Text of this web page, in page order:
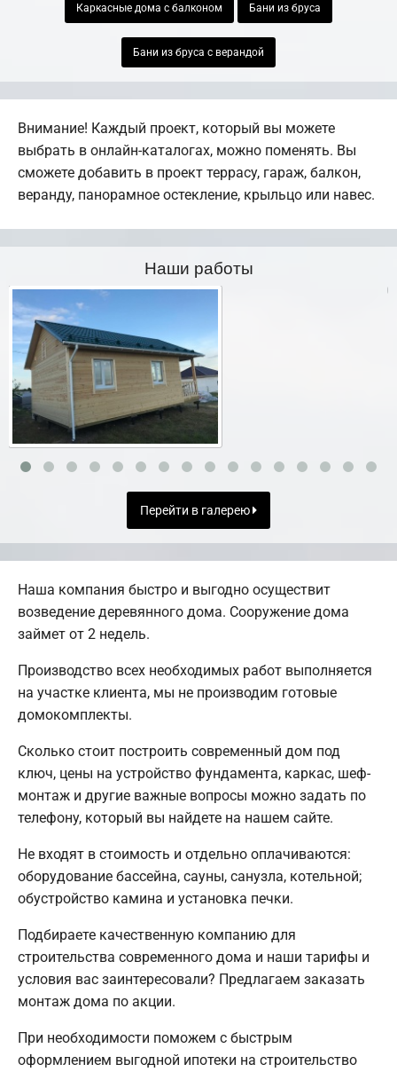
Каркасные дома с балконом Бани из бруса
Бани из бруса с верандой
Внимание! Каждый проект, который вы можете
выбрать в онлайн-каталогах, можно поменять. Вы
сможете добавить в проект террасу, гараж, балкон,
веранду, панорамное остекление, крыльцо или навес.
Наши работы
Перейти в галерею
Наша компания быстро и выгодно осуществит
возведение деревянного дома. Сооружение дома
займет от 2 недель.
Производство всех необходимых работ выполняется
на участке клиента, мы не производим готовые
домокомплекты.
Сколько стоит построить современный дом под
ключ, цены на устройство фундамента, каркас, шеф-
монтаж и другие важные вопросы можно задать по
телефону, который вы найдете на нашем сайте.
Не входят в стоимость и отдельно оплачиваются:
оборудование бассейна, сауны, санузла, котельной;
обустройство камина и установка печки.
Подбираете качественную компанию для
строительства современного дома и наши тарифы и
условия вас заинтересовали? Предлагаем заказать
монтаж дома по акции.
При необходимости поможем с быстрым
оформлением выгодной ипотеки на строительство